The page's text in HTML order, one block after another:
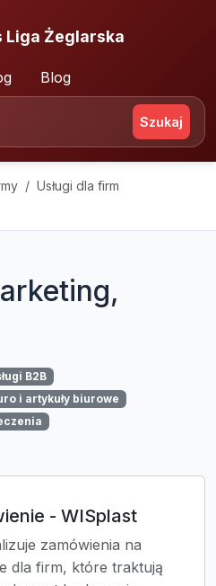
Liga Żeglarska
Blog
Szukaj
Usługi dla firm
B2B
i artykuły biurowe
- WISplast
zamówienia na
dla firm, które traktują